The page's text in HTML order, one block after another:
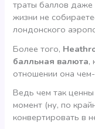
траты баллов даже
жизни не
лондонского
Более того,
балльная валюта,
отношении она
Ведь чем так
момент (ну, по
конвертировать в